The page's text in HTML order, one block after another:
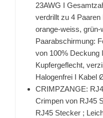
23AWG I
verdrillt zu 4
orange-weiss,
Paarabschirmung:
von 100% Deckung
Kupfergeflecht,
Halogenfrei I Kabel
CRIMPZANGE:
Crimpen von RJ45
RJ45 Stecker ;